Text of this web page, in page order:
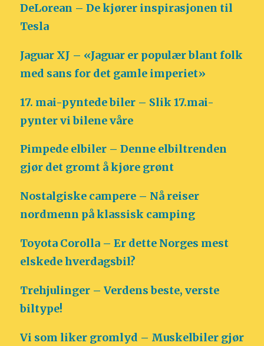
DeLorean – De kjører inspirasjonen til
Tesla
Jaguar XJ – «Jaguar er populær blant folk
med sans for det gamle imperiet»
17. mai-pyntede biler – Slik 17.mai-
pynter vi bilene våre
Pimpede elbiler – Denne elbiltrenden
gjør det gromt å kjøre grønt
Nostalgiske campere – Nå reiser
nordmenn på klassisk camping
Toyota Corolla – Er dette Norges mest
elskede hverdagsbil?
Trehjulinger – Verdens beste, verste
biltype!
Vi som liker gromlyd – Muskelbiler gjør